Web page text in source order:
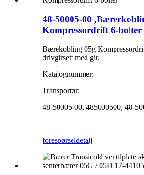
48-50005-00
Kompressordrift 6-bolter
Bærekobling 05g
drivgirsett med gir.
Katalognummer:
Transportør:
48-50005-00, 485000500, 48-
forespørseldetalj